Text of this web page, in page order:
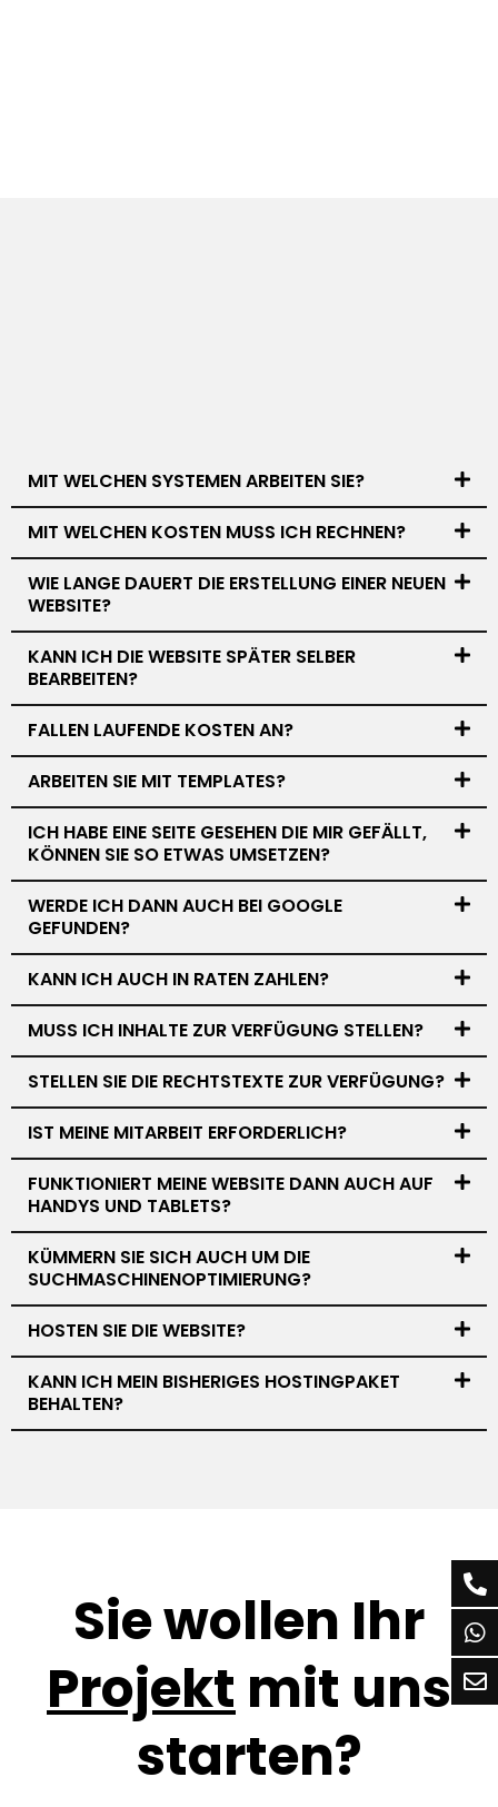
MIT WELCHEN SYSTEMEN ARBEITEN SIE?
MIT WELCHEN KOSTEN MUSS ICH RECHNEN?
WIE LANGE DAUERT DIE ERSTELLUNG EINER NEUEN
WEBSITE?
KANN ICH DIE WEBSITE SPÄTER SELBER
BEARBEITEN?
FALLEN LAUFENDE KOSTEN AN?
ARBEITEN SIE MIT TEMPLATES?
ICH HABE EINE SEITE GESEHEN DIE MIR GEFÄLLT,
KÖNNEN SIE SO ETWAS UMSETZEN?
WERDE ICH DANN AUCH BEI GOOGLE
GEFUNDEN?
KANN ICH AUCH IN RATEN ZAHLEN?
MUSS ICH INHALTE ZUR VERFÜGUNG STELLEN?
STELLEN SIE DIE RECHTSTEXTE ZUR VERFÜGUNG?
IST MEINE MITARBEIT ERFORDERLICH?
FUNKTIONIERT MEINE WEBSITE DANN AUCH AUF
HANDYS UND TABLETS?
KÜMMERN SIE SICH AUCH UM DIE
SUCHMASCHINENOPTIMIERUNG?
HOSTEN SIE DIE WEBSITE?
KANN ICH MEIN BISHERIGES HOSTINGPAKET
BEHALTEN?
Sie wollen Ihr
Projekt mit uns
starten?